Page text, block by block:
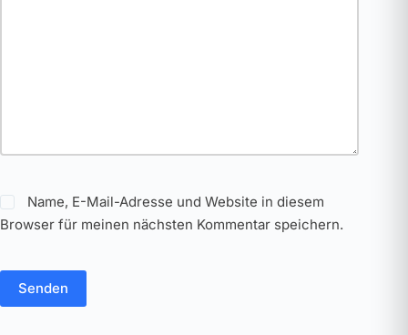
Name, E-Mail-Adresse und Website in diesem
Browser für meinen nächsten Kommentar speichern.
Senden